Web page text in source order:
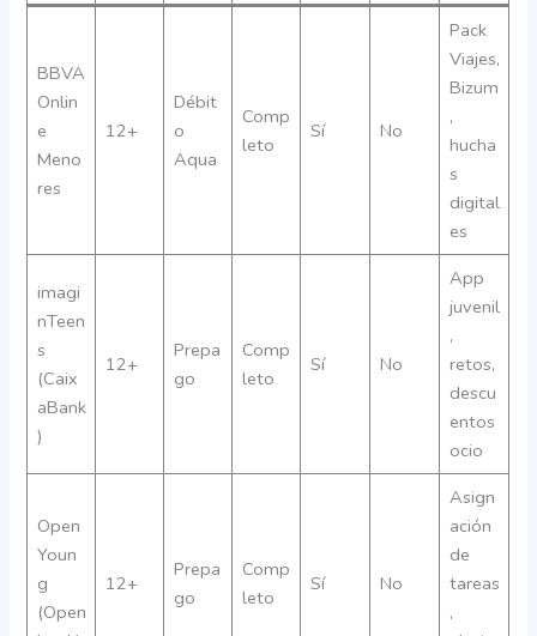
BBVA
Onlin
e
Meno
res
12+
Débit
o
Aqua
Comp
leto
Sí No
Pack
Viajes,
Bizum
,
hucha
s
digital
es
imagi
nTeen
s
(Caix
aBank
)
12+
Prepa
go
Comp
leto
Sí No
App
juvenil
,
retos,
descu
entos
ocio
Open
Youn
g
(Open
12+
Prepa
go
Comp
leto
Sí No
Asign
ación
de
tareas
,